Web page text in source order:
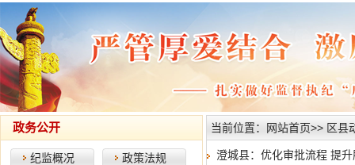
政务公开
纪监概况 政策法规
当前位置： 网站首页>> 区县
澄城县：优化审批流程 提